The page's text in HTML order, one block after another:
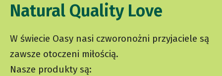
Natural Quality Love
W świecie Oasy nasi czworonożni przyjaciele są
zawsze otoczeni miłością.
Nasze produkty są: